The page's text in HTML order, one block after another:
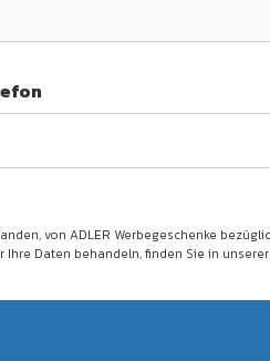
von ADLER Werbegeschenke
Daten behandeln, finden Sie in unserer